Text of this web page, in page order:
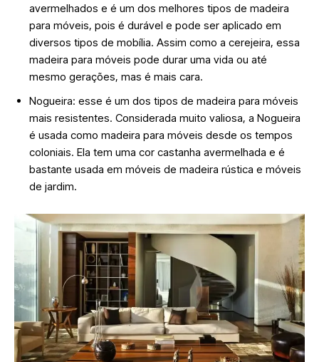
avermelhados e é um dos melhores tipos de madeira
para móveis, pois é durável e pode ser aplicado em
diversos tipos de mobília. Assim como a cerejeira, essa
madeira para móveis pode durar uma vida ou até
mesmo gerações, mas é mais cara.
Nogueira: esse é um dos tipos de madeira para móveis
mais resistentes. Considerada muito valiosa, a Nogueira
é usada como madeira para móveis desde os tempos
coloniais. Ela tem uma cor castanha avermelhada e é
bastante usada em móveis de madeira rústica e móveis
de jardim.